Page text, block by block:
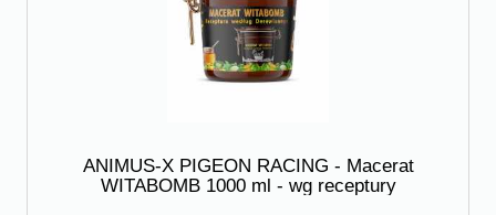
ANIMUS-X PIGEON RACING - Macerat
WITABOMB 1000 ml - wg receptury